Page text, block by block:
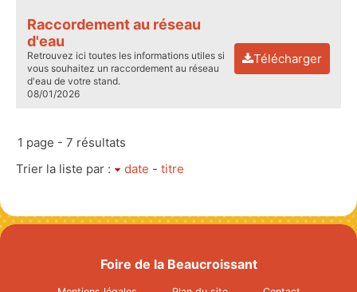
Raccordement au réseau
d'eau
Retrouvez ici toutes les informations utiles si
vous souhaitez un raccordement au réseau
d'eau de votre stand.
08/01/2026
Télécharger
1 page - 7 résultats
Trier la liste par :
date - titre
Foire de la Beaucroissant